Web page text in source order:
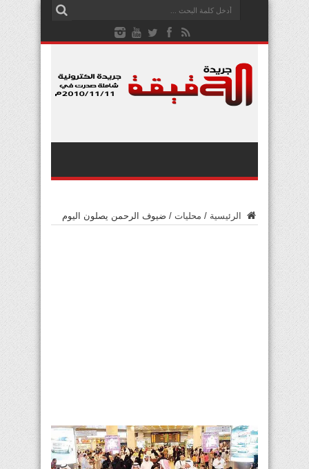
الرئيسية / محليات / ضيوف الرحمن يصلون اليوم